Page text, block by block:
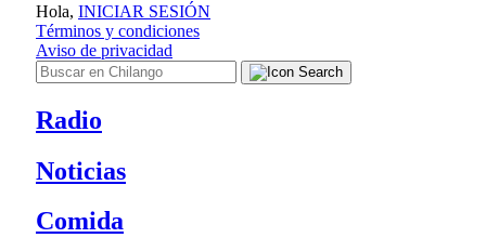
Hola, INICIAR SESIÓN
Términos y condiciones
Aviso de privacidad
Radio
Noticias
Comida